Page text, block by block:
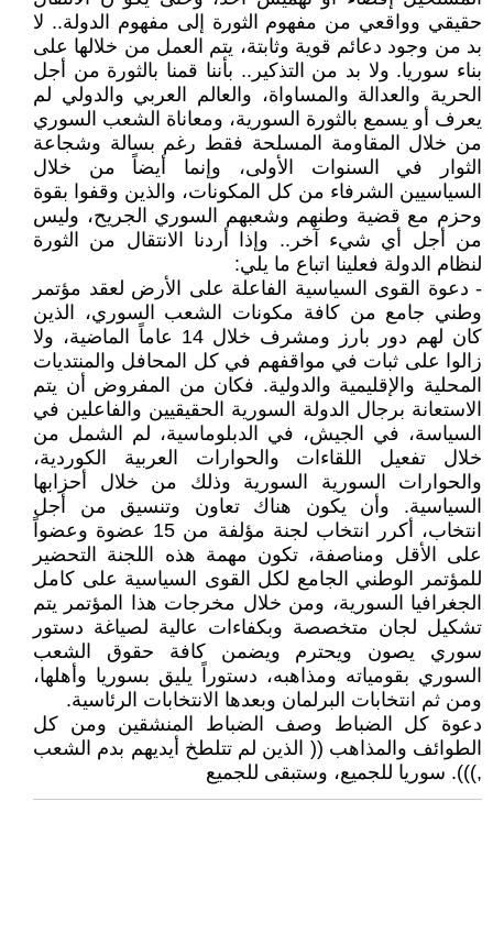
حقيقي وواقعي من مفهوم الثورة إلى مفهوم الدولة.. لا
بد من وجود دعائم قوية وثابتة، يتم العمل من خلالها على
بناء سوريا. ولا بد من التذكير.. بأننا قمنا بالثورة من أجل
الحرية والعدالة والمساواة، والعالم العربي والدولي لم
يعرف أو يسمع بالثورة السورية، ومعاناة الشعب السوري
من خلال المقاومة المسلحة فقط رغم بسالة وشجاعة
الثوار في السنوات الأولى، وإنما أيضاً من خلال
السياسيين الشرفاء من كل المكونات، والذين وقفوا بقوة
وحزم مع قضية وطنهم وشعبهم السوري الجريح، وليس
من أجل أي شيء آخر.. وإذا أردنا الانتقال من الثورة
لنظام الدولة فعلينا اتباع ما يلي:
- دعوة القوى السياسية الفاعلة على الأرض لعقد مؤتمر
وطني جامع من كافة مكونات الشعب السوري، الذين
كان لهم دور بارز ومشرف خلال 14 عاماً الماضية، ولا
زالوا على ثبات في مواقفهم في كل المحافل والمنتديات
المحلية والإقليمية والدولية. فكان من المفروض أن يتم
الاستعانة برجال الدولة السورية الحقيقيين والفاعلين في
السياسة، في الجيش، في الدبلوماسية، لم الشمل من
خلال تفعيل اللقاءات والحوارات العربية الكوردية،
والحوارات السورية السورية وذلك من خلال أحزابها
السياسية. وأن يكون هناك تعاون وتنسيق من أجل
انتخاب، أكرر انتخاب لجنة مؤلفة من 15 عضوة وعضواً
على الأقل ومناصفة، تكون مهمة هذه اللجنة التحضير
للمؤتمر الوطني الجامع لكل القوى السياسية على كامل
الجغرافيا السورية، ومن خلال مخرجات هذا المؤتمر يتم
تشكيل لجان متخصصة وبكفاءات عالية لصياغة دستور
سوري يصون ويحترم ويضمن كافة حقوق الشعب
السوري بقومياته ومذاهبه، دستوراً يليق بسوريا وأهلها،
ومن ثم انتخابات البرلمان وبعدها الانتخابات الرئاسية.
دعوة كل الضباط وصف الضباط المنشقين ومن كل
الطوائف والمذاهب (( الذين لم تتلطخ أيديهم بدم الشعب
,))). سوريا للجميع، وستبقى للجميع